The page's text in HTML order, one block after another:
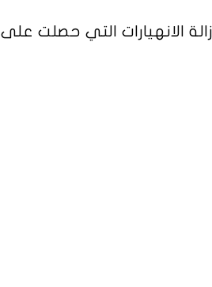
الانهيارات التي حصلت على